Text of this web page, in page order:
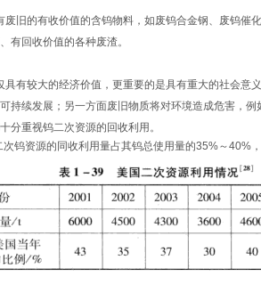
旧的有收价值的含钨物料，如废钨合金钢、废钨催
有回收价值的各种废渣。
有较大的经济价值，更重要的是具有重大的社会意
持续发展；另一方面废旧物质将对环境造成危害，
分重视钨二次资源的回收利用。
钨资源的同收利用量占其钨总使用量的35%～40%